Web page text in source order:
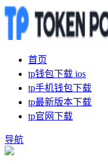
首页
tp钱包下载 ios
tp手机钱包下载
tp最新版本下载
tp官网下载
导航